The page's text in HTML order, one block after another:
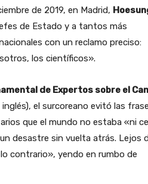
de 2019, en Madrid,
de Estado y a tantos más
con un reclamo preciso:
los científicos».
de Expertos sobre el
el surcoreano evitó las
que el mundo no estaba «ni
desastre sin vuelta atrás. Lejos
contrario», yendo en rumbo de